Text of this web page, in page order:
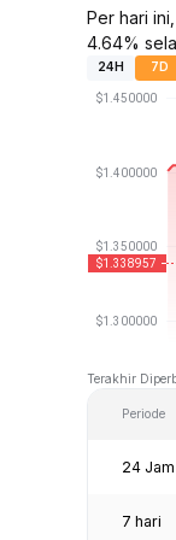
Per hari
4.64%
24H 7D
Terakhir
Periode
24 Jam
7 hari